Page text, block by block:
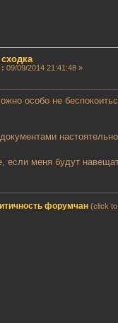
09/09/2014 21:41:48 »
особо не
если меня будут
форумчан (click